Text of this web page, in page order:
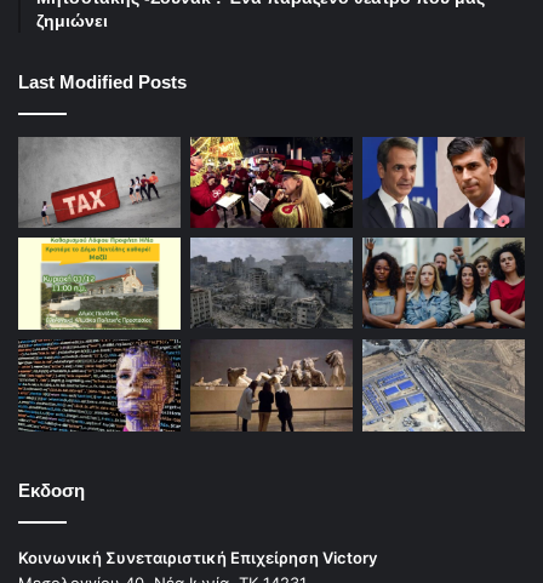
ζημιώνει
Last Modified Posts
Εκδοση
Κοινωνική Συνεταιριστική Επιχείρηση Victory